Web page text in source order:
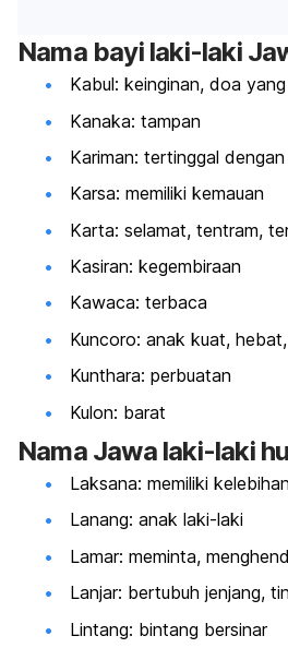
Nama bayi laki-laki
Kabul: keinginan, doa
Kanaka: tampan
Kariman: tertinggal
Karsa: memiliki kemauan
Karta: selamat, tentram,
Kasiran: kegembiraan
Kawaca: terbaca
Kuncoro: anak kuat,
Kunthara: perbuatan
Kulon: barat
Nama Jawa laki-laki
Laksana: memiliki kelebihan
Lanang: anak laki-laki
Lamar: meminta,
Lanjar: bertubuh jenjang,
Lintang: bintang bersinar